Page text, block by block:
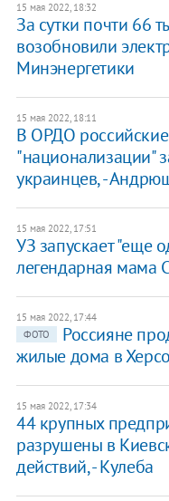
15 мая 2022, 18:32
За сутки почти 66
возобновили
Минэнергетики
15 мая 2022, 18:11
В ОРДО
"национализации"
украинцев, -
15 мая 2022, 17:51
УЗ запускает "еще
легендарная мама
15 мая 2022, 17:44
ФОТО
Россияне
жилые дома в
15 мая 2022, 17:34
44 крупных
разрушены в
действий, - Кулеба